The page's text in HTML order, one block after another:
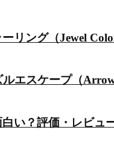
リング（Jewel
ルエスケープ（
い？評価・レビュ